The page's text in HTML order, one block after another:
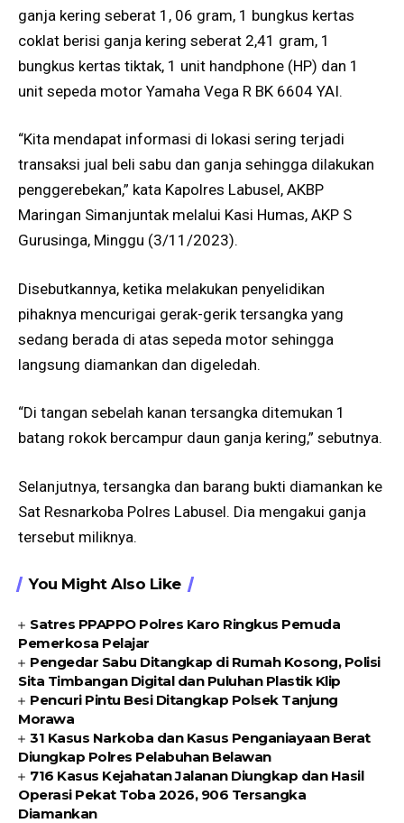
ganja kering seberat 1, 06 gram, 1 bungkus kertas
coklat berisi ganja kering seberat 2,41 gram, 1
bungkus kertas tiktak, 1 unit handphone (HP) dan 1
unit sepeda motor Yamaha Vega R BK 6604 YAI.
“Kita mendapat informasi di lokasi sering terjadi
transaksi jual beli sabu dan ganja sehingga dilakukan
penggerebekan,” kata Kapolres Labusel, AKBP
Maringan Simanjuntak melalui Kasi Humas, AKP S
Gurusinga, Minggu (3/11/2023).
Disebutkannya, ketika melakukan penyelidikan
pihaknya mencurigai gerak-gerik tersangka yang
sedang berada di atas sepeda motor sehingga
langsung diamankan dan digeledah.
“Di tangan sebelah kanan tersangka ditemukan 1
batang rokok bercampur daun ganja kering,” sebutnya.
Selanjutnya, tersangka dan barang bukti diamankan ke
Sat Resnarkoba Polres Labusel. Dia mengakui ganja
tersebut miliknya.
You Might Also Like
Satres PPAPPO Polres Karo Ringkus Pemuda
Pemerkosa Pelajar
Pengedar Sabu Ditangkap di Rumah Kosong, Polisi
Sita Timbangan Digital dan Puluhan Plastik Klip
Pencuri Pintu Besi Ditangkap Polsek Tanjung
Morawa
31 Kasus Narkoba dan Kasus Penganiayaan Berat
Diungkap Polres Pelabuhan Belawan
716 Kasus Kejahatan Jalanan Diungkap dan Hasil
Operasi Pekat Toba 2026, 906 Tersangka
Diamankan